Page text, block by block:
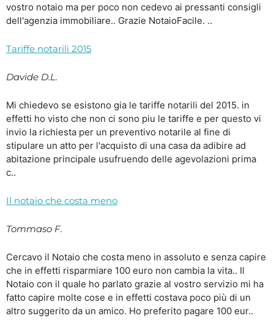
vostro notaio ma per poco non cedevo ai pressanti consigli
dell'agenzia immobiliare.. Grazie NotaioFacile. ..
Tariffe notarili 2015
Davide D.L.
Mi chiedevo se esistono gia le tariffe notarili del 2015. in
effetti ho visto che non ci sono piu le tariffe e per questo vi
invio la richiesta per un preventivo notarile al fine di
stipulare un atto per l'acquisto di una casa da adibire ad
abitazione principale usufruendo delle agevolazioni prima
c..
Il notaio che costa meno
Tommaso F.
Cercavo il Notaio che costa meno in assoluto e senza capire
che in effetti risparmiare 100 euro non cambia la vita.. Il
Notaio con il quale ho parlato grazie al vostro servizio mi ha
fatto capire molte cose e in effetti costava poco più di un
altro suggerito da un amico. Ho preferito pagare 100 eur..